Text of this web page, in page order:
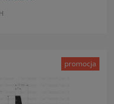
promocja